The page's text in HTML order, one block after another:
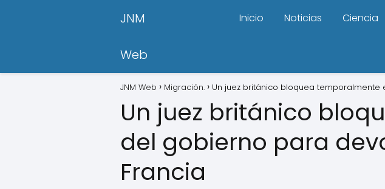
JNM
Web
Inicio Noticias Ciencia
JNM Web Migración. Un juez británico bloquea
Un juez británico
del gobierno para
Francia